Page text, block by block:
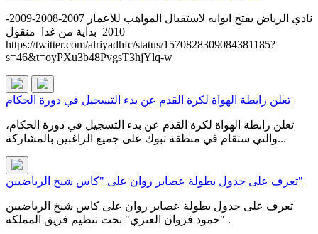
نادي الرياض يفتح ابوابه لاستقبال المواهب للاعمار 2007-2008-2009-
2010 بداية من غدا منقول
https://twitter.com/alriyadhfc/status/1570828309084381185?
s=46&t=oyPXu3b48PvgsT3hjYlq-w
تعلن رابطة الهواة لكرة القدم عن بدء التسجيل في دورة الحكام
تعلن رابطة الهواة لكرة القدم عن بدء التسجيل في دورة الحكام،
والتي ستقام في منطقة تبوك على جميع الراغبين بالمشاركة...
تعرف على جدول بطولة عصاير روان على "كاس شيخ الرياضيين"
تعرف على جدول بطولة عصاير روان على كاس شيخ الرياضيين
"حمود فروان العنزي" تحت تنظيم فريق المملكة .